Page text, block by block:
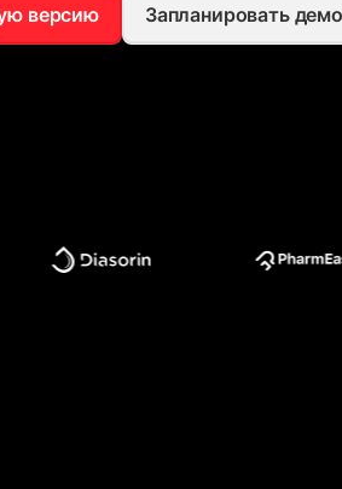
версию Запланировать демо